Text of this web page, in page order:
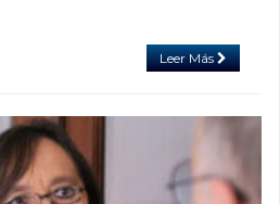
Leer Más